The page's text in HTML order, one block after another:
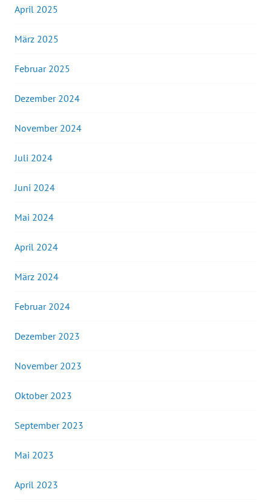
April 2025
März 2025
Februar 2025
Dezember 2024
November 2024
Juli 2024
Juni 2024
Mai 2024
April 2024
März 2024
Februar 2024
Dezember 2023
November 2023
Oktober 2023
September 2023
Mai 2023
April 2023